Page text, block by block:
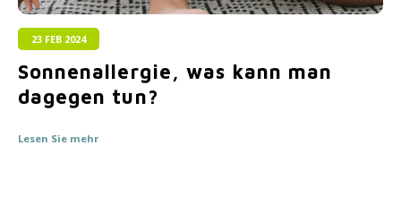
23 FEB 2024
Sonnenallergie, was kann man
dagegen tun?
Lesen Sie mehr